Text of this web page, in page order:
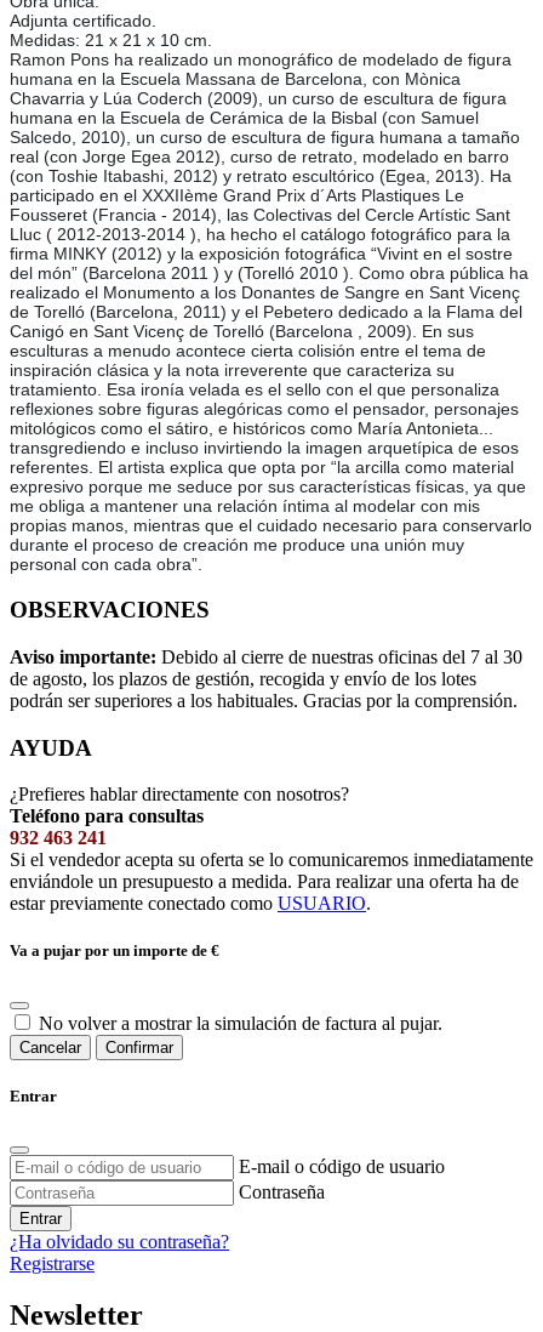
Adjunta certificado.
Medidas: 21 x 21 x 10 cm.
Ramon Pons ha realizado un monográfico de modelado de figura
humana en la Escuela Massana de Barcelona, con Mònica
Chavarria y Lúa Coderch (2009), un curso de escultura de figura
humana en la Escuela de Cerámica de la Bisbal (con Samuel
Salcedo, 2010), un curso de escultura de figura humana a tamaño
real (con Jorge Egea 2012), curso de retrato, modelado en barro
(con Toshie Itabashi, 2012) y retrato escultórico (Egea, 2013). Ha
participado en el XXXIIème Grand Prix d´Arts Plastiques Le
Fousseret (Francia - 2014), las Colectivas del Cercle Artístic Sant
Lluc ( 2012-2013-2014 ), ha hecho el catálogo fotográfico para la
firma MINKY (2012) y la exposición fotográfica “Vivint en el sostre
del món” (Barcelona 2011 ) y (Torelló 2010 ). Como obra pública ha
realizado el Monumento a los Donantes de Sangre en Sant Vicenç
de Torelló (Barcelona, 2011) y el Pebetero dedicado a la Flama del
Canigó en Sant Vicenç de Torelló (Barcelona , 2009). En sus
esculturas a menudo acontece cierta colisión entre el tema de
inspiración clásica y la nota irreverente que caracteriza su
tratamiento. Esa ironía velada es el sello con el que personaliza
reflexiones sobre figuras alegóricas como el pensador, personajes
mitológicos como el sátiro, e históricos como María Antonieta...
transgrediendo e incluso invirtiendo la imagen arquetípica de esos
referentes. El artista explica que opta por “la arcilla como material
expresivo porque me seduce por sus características físicas, ya que
me obliga a mantener una relación íntima al modelar con mis
propias manos, mientras que el cuidado necesario para conservarlo
durante el proceso de creación me produce una unión muy
personal con cada obra”.
OBSERVACIONES
Aviso importante: Debido al cierre de nuestras oficinas del 7 al 30
de agosto, los plazos de gestión, recogida y envío de los lotes
podrán ser superiores a los habituales. Gracias por la comprensión.
AYUDA
¿Prefieres hablar directamente con nosotros?
Teléfono para consultas
932 463 241
Si el vendedor acepta su oferta se lo comunicaremos inmediatamente
enviándole un presupuesto a medida. Para realizar una oferta ha de
estar previamente conectado como USUARIO.
Va a pujar por un importe de €
No volver a mostrar la simulación de factura al pujar.
Cancelar Confirmar
Entrar
E-mail o código de usuario
Contraseña
Entrar
¿Ha olvidado su contraseña?
Registrarse
Newsletter